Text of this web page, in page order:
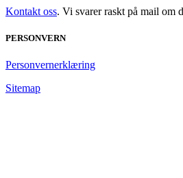
Kontakt oss. Vi svarer raskt på mail om
PERSONVERN
Personvernerklæring
Sitemap